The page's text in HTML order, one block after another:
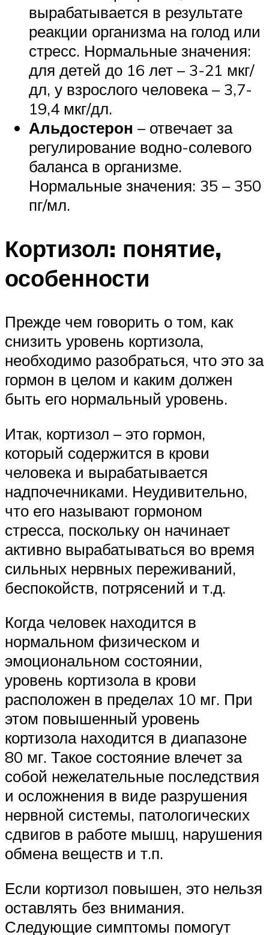
вырабатывается в результате
реакции организма на голод или
стресс. Нормальные значения:
для детей до 16 лет – 3-21 мкг/
дл, у взрослого человека – 3,7-
19,4 мкг/дл.
Альдостерон – отвечает за
регулирование водно-солевого
баланса в организме.
Нормальные значения: 35 – 350
пг/мл.
Кортизол: понятие,
особенности
Прежде чем говорить о том, как
снизить уровень кортизола,
необходимо разобраться, что это за
гормон в целом и каким должен
быть его нормальный уровень.
Итак, кортизол – это гормон,
который содержится в крови
человека и вырабатывается
надпочечниками. Неудивительно,
что его называют гормоном
стресса, поскольку он начинает
активно вырабатываться во время
сильных нервных переживаний,
беспокойств, потрясений и т.д.
Когда человек находится в
нормальном физическом и
эмоциональном состоянии,
уровень кортизола в крови
расположен в пределах 10 мг. При
этом повышенный уровень
кортизола находится в диапазоне
80 мг. Такое состояние влечет за
собой нежелательные последствия
и осложнения в виде разрушения
нервной системы, патологических
сдвигов в работе мышц, нарушения
обмена веществ и т.п.
Если кортизол повышен, это нельзя
оставлять без внимания.
Следующие симптомы помогут